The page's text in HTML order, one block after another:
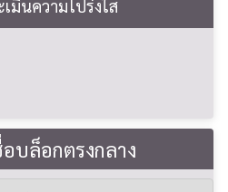
มินความโปร่งใส
บล็อกตรงกลาง